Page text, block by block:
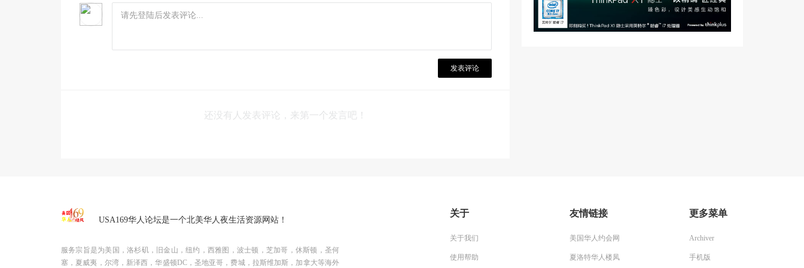
发表评论
还没有人发表评论，来第一个发言吧！
USA169华人论坛是一个北美华人夜生活资源网站！
服务宗旨是为美国，洛杉矶，旧金山，纽约，西雅图，波士顿，芝加哥，休斯顿，圣何
塞，夏威夷，尔湾，新泽西，华盛顿DC，圣地亚哥，费城，拉斯维加斯，加拿大等海外
关于
关于我们
使用帮助
友情链接
美国华人约会网
夏洛特华人楼凤
更多菜单
Archiver
手机版